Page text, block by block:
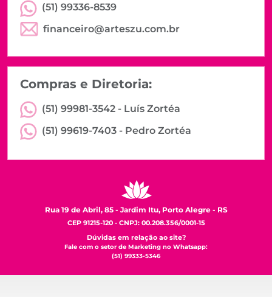
(51) 99336-8539
financeiro@arteszu.com.br
Compras e Diretoria:
(51) 99981-3542 - Luís Zortéa
(51) 99619-7403 - Pedro Zortéa
Rua 19 de Abril, 85 - Jardim Itu, Porto Alegre - RS
CEP 91215-120 - CNPJ: 00.208.356/0001-15
Dúvidas em relação ao site?
Fale com o setor de Marketing no Whatsapp:
(51) 99333-5346